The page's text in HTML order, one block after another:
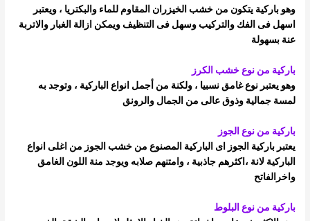
وهو باركية يتكون من خشب الخيزران المقاوم للماء والبكتريا ، ويعتبر
اسهل فى الفك والتركيب وسهل فى التنظيف ويمكن ازالة الغبار والاتربة
عنةبسهولة
باركية من نوع خشب الكرز
وهو يعتبر نوع غامق نسبيا ، ولكنة من أجمل انواع الباركية ، وتوجد به
لمسة جمالية وذوق عالى من الجمال والرونق
باركية من نوع الجوز
يعتبر باركية الجوز اى الباركية المصنوع من خشب الجوز من اغلى انواع
الباركية لانة ،اكثرهم جاذبية ، وامتنهم صلابه ويوجد منة اللون الغامق
واخر الفاتح
باركية من نوع البلوط